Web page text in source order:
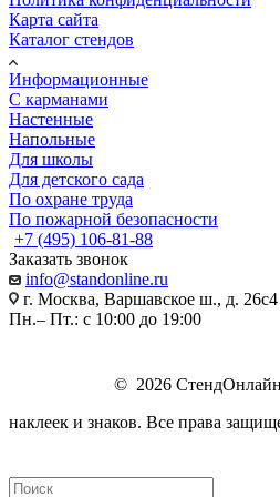
Карта сайта
Каталог стендов
Информационные
С карманами
Настенные
Напольные
Для школы
Для детского сада
По охране труда
По пожарной безопасности
+7 (495) 106-81-88
Заказать звонок
info@standonline.ru
г. Москва, Варшавское ш., д. 26с4
Пн.– Пт.: с 10:00 до 19:00
© 2026
наклеек и знаков. Все права